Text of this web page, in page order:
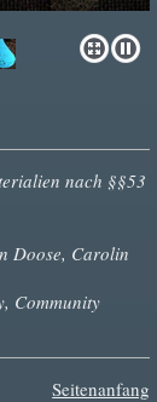
nach §§53
Doose, Carolin
Community
Seitenanfang